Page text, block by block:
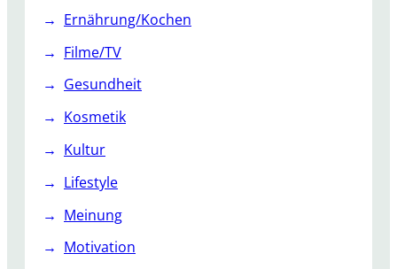
Ernährung/Kochen
Filme/TV
Gesundheit
Kosmetik
Kultur
Lifestyle
Meinung
Motivation